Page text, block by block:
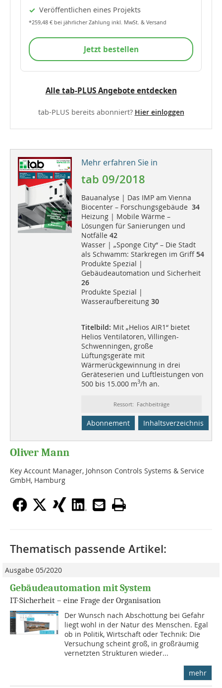
Veröffentlichen eines Projekts
*259,48 € bei jährlicher Zahlung inkl. MwSt. & Versand
Jetzt bestellen
Alle tab-PLUS Angebote entdecken
tab-PLUS bereits abonniert? Hier einloggen
Mehr erfahren Sie in
tab 09/2018
Bauanalyse | Das IMP am Vienna
Biocenter – Forschungsgebäude 34
Heizung | Mobile Wärme –
Lösungen für Sanierungen und
Notfälle 42
Wasser | „Sponge City“ – Die Stadt
als Schwamm: Starkregen im Griff54
Produkte Spezial |
Gebäudeautomation und Sicherheit
26
Produkte Spezial |
Wasseraufbereitung 30
Titelbild: Mit „Helios AIR1“ bietet
Helios Ventilatoren, Villingen-
Schwenningen, große
Lüftungsgeräte mit
Wärmerückgewinnung in drei
Geräteserien und Luftleistungen von
500 bis 15.000 m3/h an.
Ressort: Fachbeiträge
Abonnement Inhaltsverzeichnis
Oliver Mann
Key Account Manager, Johnson Controls Systems & Service
GmbH, Hamburg
Thematisch passende Artikel:
Ausgabe 05/2020
Gebäudeautomation mit System
IT-Sicherheit – eine Frage der Organisation
Der Wunsch nach Abschottung bei Gefahr
liegt wohl in der Natur des Menschen. Egal
ob in Politik, Wirtschaft oder Technik: Die
Versuchung scheint groß, in großräumig
vernetzten Strukturen wieder...
mehr